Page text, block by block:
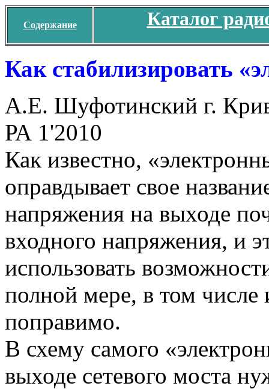
Содержание Каталог
Как стабилизировать
А.Е. Шуфотинский г.
РА 1'2010
Как известно,
оправдывает свое
напряжения на выходе
входного напряжения, и
использовать
полной мере, в том числе
поправимо.
В схему самого
выходе сетевого моста